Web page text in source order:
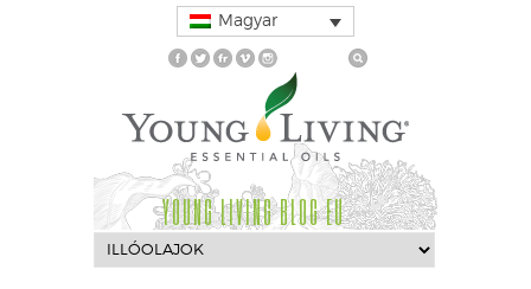
Magyar
YOUNG LIVING BLOG EU